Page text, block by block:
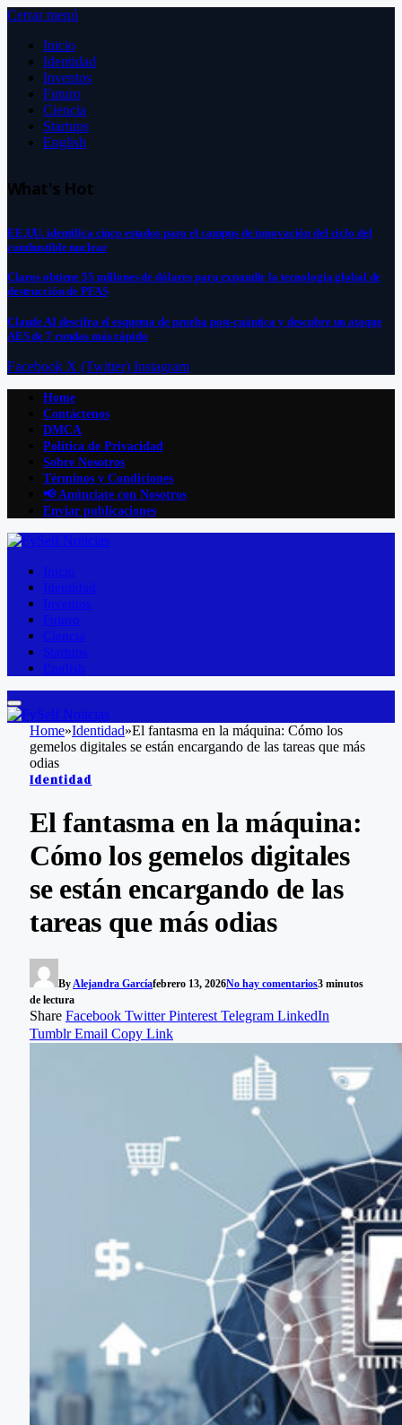
Cerrar menú
Inicio
Identidad
Inventos
Futuro
Ciencia
Startups
English
What's Hot
EE.UU. identifica cinco estados para el campus de innovación del ciclo del
combustible nuclear
Claros obtiene 55 millones de dólares para expandir la tecnología global de
destrucción de PFAS
Claude AI descifra el esquema de prueba post-cuántica y descubre un ataque
AES de 7 rondas más rápido
Facebook X (Twitter) Instagram
Home
Contáctenos
DMCA
Política de Privacidad
Sobre Nosotros
Términos y Condiciones
📢 Anúnciate con Nosotros
Enviar publicaciones
Inicio
Identidad
Inventos
Futuro
Ciencia
Startups
English
Home»Identidad»El fantasma en la máquina: Cómo los
gemelos digitales se están encargando de las tareas que más
odias
Identidad
El fantasma en la máquina:
Cómo los gemelos digitales
se están encargando de las
tareas que más odias
ByAlejandra Garcíafebrero 13, 2026No hay comentarios3 minutos
de lectura
Share Facebook Twitter Pinterest Telegram LinkedIn
Tumblr Email Copy Link